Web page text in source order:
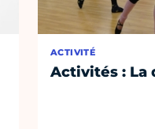
ACTIVITÉ
Activités : La